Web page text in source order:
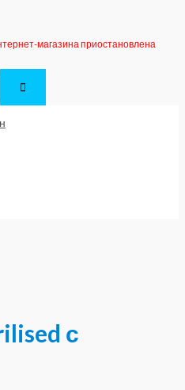
магазина приостановлена
с